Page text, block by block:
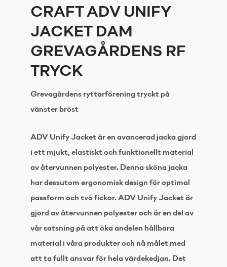
CRAFT ADV UNIFY
JACKET DAM
GREVAGÅRDENS RF
TRYCK
Grevagårdens ryttarförening tryckt på
vänster bröst
ADV Unify Jacket är en avancerad jacka gjord
i ett mjukt, elastiskt och funktionellt material
av återvunnen polyester. Denna sköna jacka
har dessutom ergonomisk design för optimal
passform och två fickor. ADV Unify Jacket är
gjord av återvunnen polyester och är en del av
vår satsning på att öka andelen hållbara
material i våra produkter och nå målet med
att ta fullt ansvar för hela värdekedjan. Det